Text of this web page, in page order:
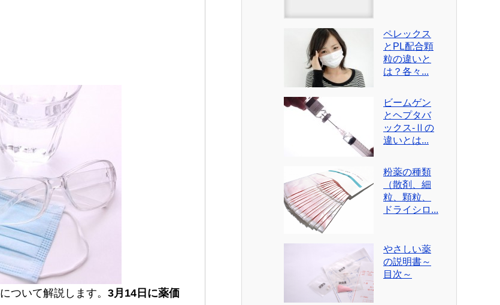
について解説します。 3月14日に薬価
ペレックス
とPL配合顆
粒の違いと
は？各々...
ビームゲン
とヘプタバ
ックス-Ⅱの
違いとは...
粉薬の種類
（散剤、細
粒、顆粒、
ドライシロ...
やさしい薬
の説明書～
目次～